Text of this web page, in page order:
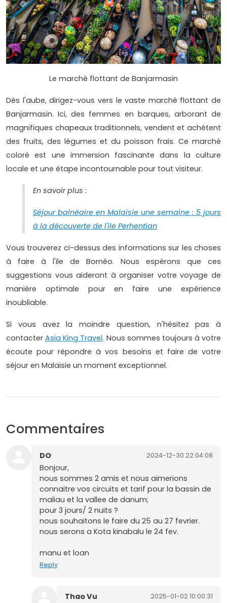
Le marché flottant de Banjarmasin
Dès l'aube, dirigez-vous vers le vaste marché flottant de
Banjarmasin. Ici, des femmes en barques, arborant de
magnifiques chapeaux traditionnels, vendent et achètent
des fruits, des légumes et du poisson frais. Ce marché
coloré est une immersion fascinante dans la culture
locale et une étape incontournable pour tout visiteur.
En savoir plus :
Séjour balnéaire en Malaisie une semaine : 5 jours
à la découverte de l'ile Perhentian
Vous trouverez ci-dessus des informations sur les choses
à faire à l'ile de Bornéo. Nous espérons que ces
suggestions vous aideront à organiser votre voyage de
manière optimale pour en faire une expérience
inoubliable.
Si vous avez la moindre question, n'hésitez pas à
contacterAsia King Travel. Nous sommes toujours à votre
écoute pour répondre à vos besoins et faire de votre
séjour en Malaisie un moment exceptionnel.
Commentaires
DO 2024-12-30 22:04:08
Bonjour,
nous sommes 2 amis et nous aimerions
connaitre vos circuits et tarif pour la bassin de
maliau et la vallee de danum;
pour 3 jours/ 2 nuits ?
nous souhaitons le faire du 25 au 27 fevrier.
nous serons a Kota kinabalu le 24 fev.
manu et loan
Reply
Thao Vu 2025-01-02 10:00:31